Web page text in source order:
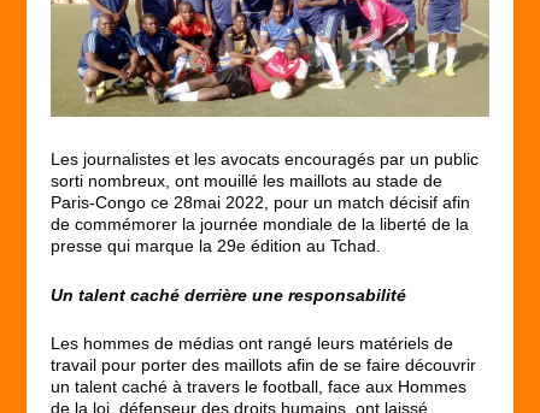
Les journalistes et les avocats encouragés par un public
sorti nombreux, ont mouillé les maillots au stade de
Paris-Congo ce 28mai 2022, pour un match décisif afin
de commémorer la journée mondiale de la liberté de la
presse qui marque la 29e édition au Tchad.
Un talent caché derrière une responsabilité
Les hommes de médias ont rangé leurs matériels de
travail pour porter des maillots afin de se faire découvrir
un talent caché à travers le football, face aux Hommes
de la loi, défenseur des droits humains, ont laissé